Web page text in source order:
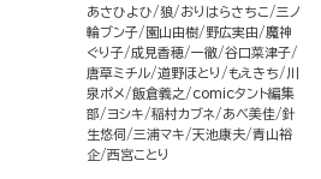
あさひよひ
狼 おりはらさちこ
三ノ
輪ブン子
園山由樹 野広実由
魔神
ぐり子 成見香穂 一徹 谷口菜津子
唐草ミチル 道野ほとり もえきち
川
泉ポメ
飯倉義之
comicタント編集
部
ヨシキ 稲村カブネ あべ美佳 針
生悠伺
三浦マキ 天池康夫 青山裕
企 西宮ことり